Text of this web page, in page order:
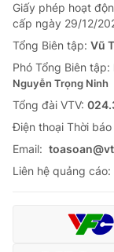
Giấy phép hoạt
cấp ngày 29/12/
Tổng Biên tập: Vũ
Phó Tổng Biên tập:
Nguyễn Trọng Ninh
Tổng đài VTV:
Ðiện thoại Thời báo
Email:
Liên hệ quảng cáo: